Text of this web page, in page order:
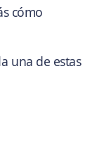
cómo
una de estas